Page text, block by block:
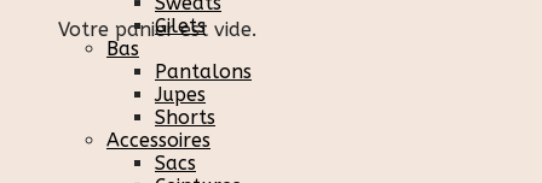
Votre panier est vide.
Gilets
Bas
Pantalons
Jupes
Shorts
Accessoires
Sacs